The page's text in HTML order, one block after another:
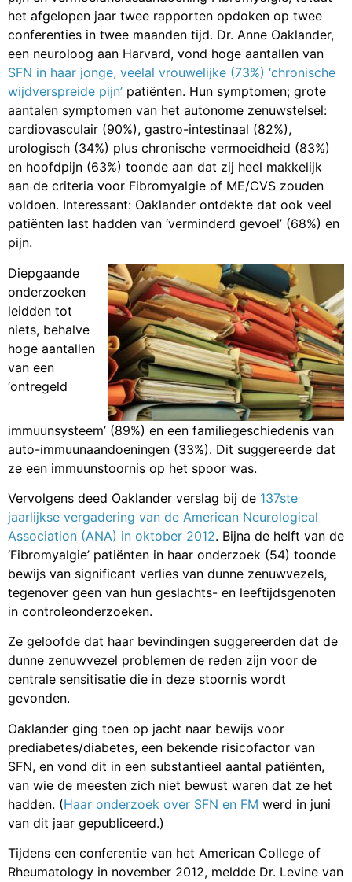
het afgelopen jaar twee rapporten opdoken op twee
conferenties in twee maanden tijd. Dr. Anne Oaklander,
een neuroloog aan Harvard, vond hoge aantallen van
SFN in haar jonge, veelal vrouwelijke (73%) ‘chronische
wijdverspreide pijn’ patiënten. Hun symptomen; grote
aantalen symptomen van het autonome zenuwstelsel:
cardiovasculair (90%), gastro-intestinaal (82%),
urologisch (34%) plus chronische vermoeidheid (83%)
en hoofdpijn (63%) toonde aan dat zij heel makkelijk
aan de criteria voor Fibromyalgie of ME/CVS zouden
voldoen. Interessant: Oaklander ontdekte dat ook veel
patiënten last hadden van ‘verminderd gevoel’ (68%) en
pijn.
Diepgaande
onderzoeken
leidden tot
niets, behalve
hoge aantallen
van een
‘ontregeld
immuunsysteem’ (89%) en een familiegeschiedenis van
auto-immuunaandoeningen (33%). Dit suggereerde dat
ze een immuunstoornis op het spoor was.
Vervolgens deed Oaklander verslag bij de 137ste
jaarlijkse vergadering van de American Neurological
Association (ANA) in oktober 2012. Bijna de helft van de
‘Fibromyalgie’ patiënten in haar onderzoek (54) toonde
bewijs van significant verlies van dunne zenuwvezels,
tegenover geen van hun geslachts- en leeftijdsgenoten
in controleonderzoeken.
Ze geloofde dat haar bevindingen suggereerden dat de
dunne zenuwvezel problemen de reden zijn voor de
centrale sensitisatie die in deze stoornis wordt
gevonden.
Oaklander ging toen op jacht naar bewijs voor
prediabetes/diabetes, een bekende risicofactor van
SFN, en vond dit in een substantieel aantal patiënten,
van wie de meesten zich niet bewust waren dat ze het
hadden. (Haar onderzoek over SFN en FM werd in juni
van dit jaar gepubliceerd.)
Tijdens een conferentie van het American College of
Rheumatology in november 2012, meldde Dr. Levine van